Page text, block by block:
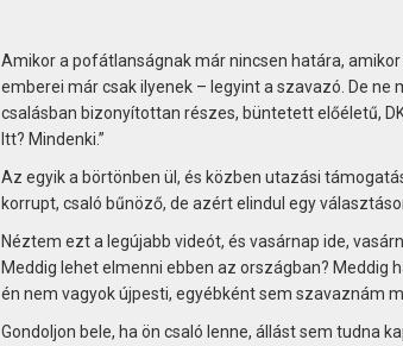
Amikor a pofátlanságnak már nincsen határa,
emberei már csak ilyenek – legyint a szavazó. De
csalásban bizonyítottan részes, büntetett előéletű,
Itt? Mindenki.”
Az egyik a börtönben ül, és közben utazási
korrupt, csaló bűnöző, de azért elindul egy
Néztem ezt a legújabb videót, és vasárnap ide,
Meddig lehet elmenni ebben az országban?
én nem vagyok újpesti, egyébként sem szavaznám
Gondoljon bele, ha ön csaló lenne, állást sem tudna